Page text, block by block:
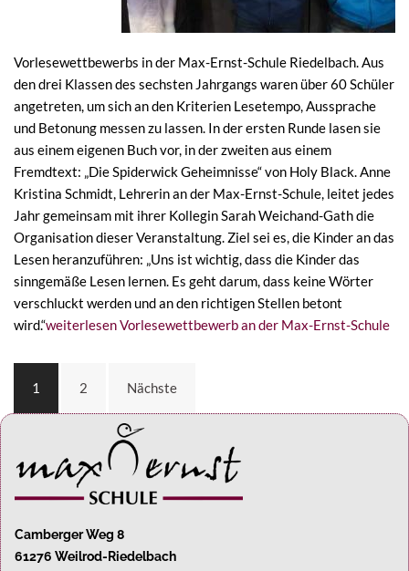
Vorlesewettbewerbs in der Max-Ernst-Schule Riedelbach. Aus
den drei Klassen des sechsten Jahrgangs waren über 60 Schüler
angetreten, um sich an den Kriterien Lesetempo, Aussprache
und Betonung messen zu lassen. In der ersten Runde lasen sie
aus einem eigenen Buch vor, in der zweiten aus einem
Fremdtext: „Die Spiderwick Geheimnisse“ von Holy Black. Anne
Kristina Schmidt, Lehrerin an der Max-Ernst-Schule, leitet jedes
Jahr gemeinsam mit ihrer Kollegin Sarah Weichand-Gath die
Organisation dieser Veranstaltung. Ziel sei es, die Kinder an das
Lesen heranzuführen: „Uns ist wichtig, dass die Kinder das
sinngemäße Lesen lernen. Es geht darum, dass keine Wörter
verschluckt werden und an den richtigen Stellen betont
wird.“weiterlesenVorlesewettbewerb an der Max-Ernst-Schule
1 2 Nächste
Camberger Weg 8
61276 Weilrod-Riedelbach